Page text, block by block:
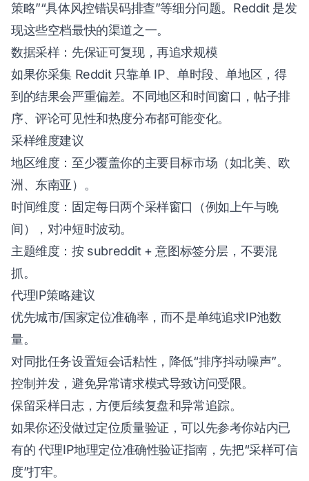
策略”“具体风控错误码排查”等细分问题。Reddit 是发
现这些空档最快的渠道之一。
数据采样：先保证可复现，再追求规模
如果你采集 Reddit 只靠单 IP、单时段、单地区，得
到的结果会严重偏差。不同地区和时间窗口，帖子排
序、评论可见性和热度分布都可能变化。
采样维度建议
地区维度：至少覆盖你的主要目标市场（如北美、欧
洲、东南亚）。
时间维度：固定每日两个采样窗口（例如上午与晚
间），对冲短时波动。
主题维度：按 subreddit + 意图标签分层，不要混
抓。
代理IP策略建议
优先城市/国家定位准确率，而不是单纯追求IP池数
量。
对同批任务设置短会话粘性，降低“排序抖动噪声”。
控制并发，避免异常请求模式导致访问受限。
保留采样日志，方便后续复盘和异常追踪。
如果你还没做过定位质量验证，可以先参考你站内已
有的 代理IP地理定位准确性验证指南，先把“采样可信
度”打牢。